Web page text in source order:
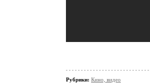
Рубрики: Кино, видео